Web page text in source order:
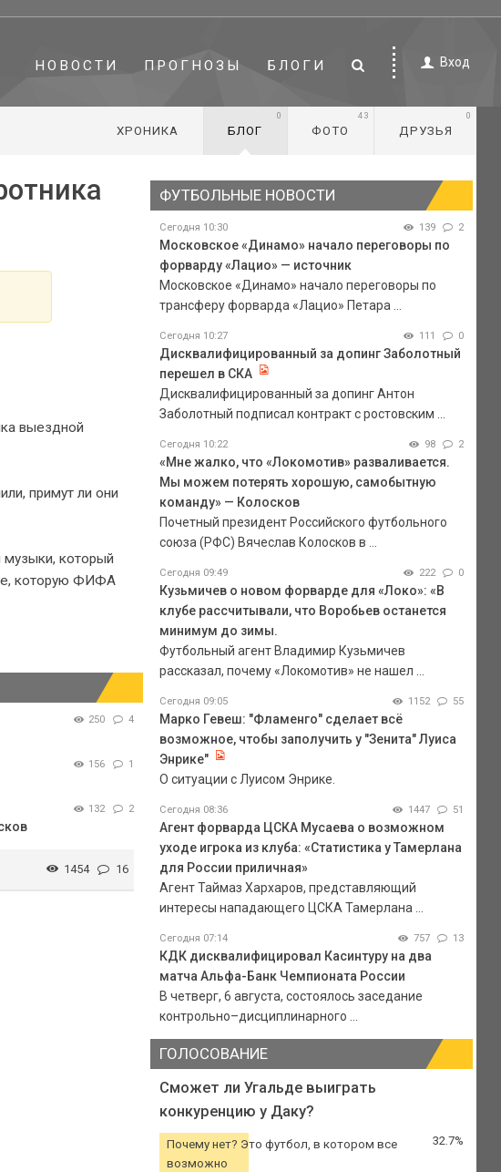
НОВОСТИ ПРОГНОЗЫ БЛОГИ Вход
ХРОНИКА БЛОГ
0
ФОТО
43
ДРУЗЬЯ
0
выездной
примут ли они
музыки, который
которую ФИФА
250 4
156 1
132 2
1454 16
ФУТБОЛЬНЫЕ НОВОСТИ
Сегодня 10:30 139 2
Московское «Динамо» начало переговоры по
форварду «Лацио» — источник
Московское «Динамо» начало переговоры по
трансферу форварда «Лацио» Петара ...
Сегодня 10:27 111 0
Дисквалифицированный за допинг Заболотный
перешел в СКА
Дисквалифицированный за допинг Антон
Заболотный подписал контракт с ростовским ...
Сегодня 10:22 98 2
«Мне жалко, что «Локомотив» разваливается.
Мы можем потерять хорошую, самобытную
команду» — Колосков
Почетный президент Российского футбольного
союза (РФС) Вячеслав Колосков в ...
Сегодня 09:49 222 0
Кузьмичев о новом форварде для «Локо»: «В
клубе рассчитывали, что Воробьев останется
минимум до зимы.
Футбольный агент Владимир Кузьмичев
рассказал, почему «Локомотив» не нашел ...
Сегодня 09:05 1152 55
Марко Гевеш: "Фламенго" сделает всё
возможное, чтобы заполучить у "Зенита" Луиса
Энрике"
О ситуации с Луисом Энрике.
Сегодня 08:36 1447 51
Агент форварда ЦСКА Мусаева о возможном
уходе игрока из клуба: «Статистика у Тамерлана
для России приличная»
Агент Таймаз Хархаров, представляющий
интересы нападающего ЦСКА Тамерлана ...
Сегодня 07:14 757 13
КДК дисквалифицировал Касинтуру на два
матча Альфа-Банк Чемпионата России
В четверг, 6 августа, состоялось заседание
контрольно–дисциплинарного ...
ГОЛОСОВАНИЕ
Сможет ли Угальде выиграть
конкуренцию у Даку?
Почему нет? Это футбол, в котором все
возможно
32.7%